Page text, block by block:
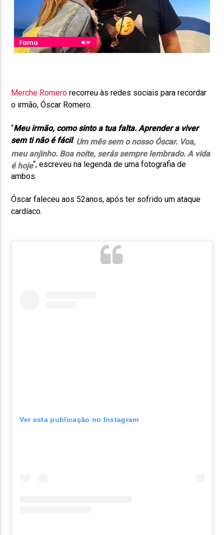
Merche Romero recorreu às redes sociais para recordar
o irmão, Óscar Romero.
“Meu irmão, como sinto a tua falta. Aprender a viver
sem ti não é fácil. Um mês sem o nosso Óscar. Voa,
meu anjinho. Boa noite, serás sempre lembrado. A vida
é hoje“, escreveu na legenda de uma fotografia de
ambos.
Óscar faleceu aos 52anos, após ter sofrido um ataque
cardíaco.
Ver esta publicação no Instagram